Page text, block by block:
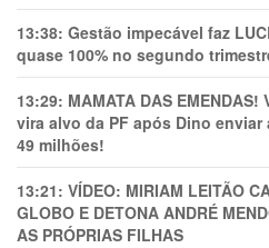
13:38: Gestão impecável faz
quase 100% no segundo
13:29: MAMATA DAS
vira alvo da PF após Dino
49 milhões!
13:21: VÍDEO: MIRIAM LEITÃO
GLOBO E DETONA ANDRÉ
AS PRÓPRIAS FILHAS